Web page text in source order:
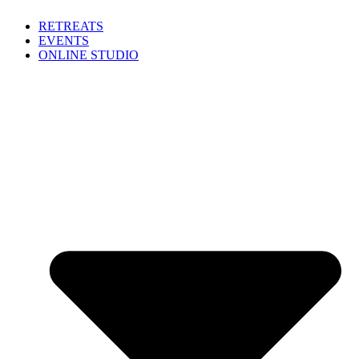
Inhalt
springen
RETREATS
EVENTS
ONLINE STUDIO